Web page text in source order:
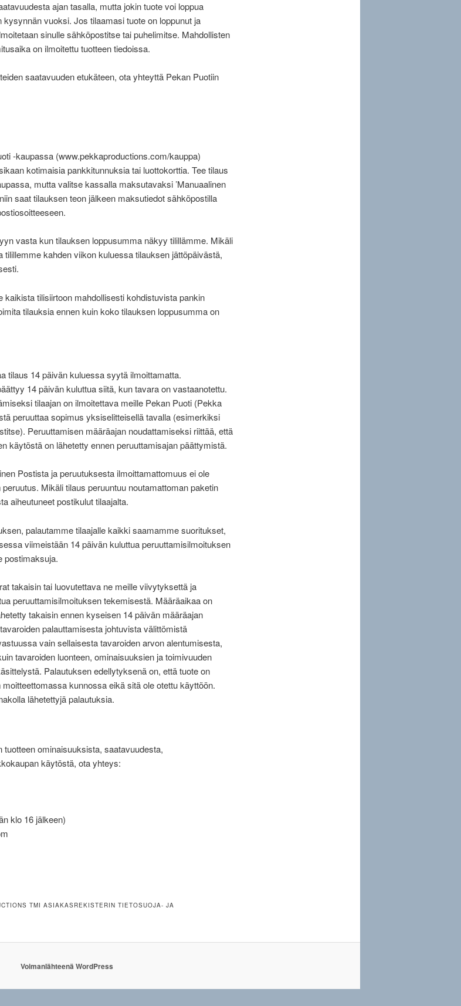
ajan tasalla, mutta jokin tuote voi loppua
vuoksi. Jos tilaamasi tuote on loppunut ja
sinulle sähköpostitse tai puhelimitse. Mahdollisten
on ilmoitettu tuotteen tiedoissa.
saatavuuden etukäteen, ota yhteyttä Pekan Puotiin
-kaupassa (www.pekkaproductions.com/kauppa)
kotimaisia pankkitunnuksia tai luottokorttia. Tee tilaus
mutta valitse kassalla maksutavaksi ’Manuaalinen
saat tilauksen teon jälkeen maksutiedot sähköpostilla
vasta kun tilauksen loppusumma näkyy tilillämme. Mikäli
kahden viikon kuluessa tilauksen jättöpäivästä,
tilisiirtoon mahdollisesti kohdistuvista pankin
tilauksia ennen kuin koko tilauksen loppusumma on
tilaus 14 päivän kuluessa syytä ilmoittamatta.
14 päivän kuluttua siitä, kun tavara on vastaanotettu.
tilaajan on ilmoitettava meille Pekan Puoti (Pekka
peruuttaa sopimus yksiselitteisellä tavalla (esimerkiksi
Peruuttamisen määräajan noudattamiseksi riittää, että
käytöstä on lähetetty ennen peruuttamisajan päättymistä.
Postista ja peruutuksesta ilmoittamattomuus ei ole
Mikäli tilaus peruuntuu noutamattoman paketin
aiheutuneet postikulut tilaajalta.
palautamme tilaajalle kaikki saamamme suoritukset,
viimeistään 14 päivän kuluttua peruuttamisilmoituksen
postimaksuja.
takaisin tai luovutettava ne meille viivytyksettä ja
peruuttamisilmoituksen tekemisestä. Määräaikaa on
takaisin ennen kyseisen 14 päivän määräajan
palauttamisesta johtuvista välittömistä
vain sellaisesta tavaroiden arvon alentumisesta,
tavaroiden luonteen, ominaisuuksien ja toimivuuden
Palautuksen edellytyksenä on, että tuote on
kunnossa eikä sitä ole otettu käyttöön.
lähetettyjä palautuksia.
tuotteen ominaisuuksista, saatavuudesta,
käytöstä, ota yhteys:
klo 16 jälkeen)
TMI ASIAKASREKISTERIN TIETOSUOJA- JA
Voimanlähteenä WordPress